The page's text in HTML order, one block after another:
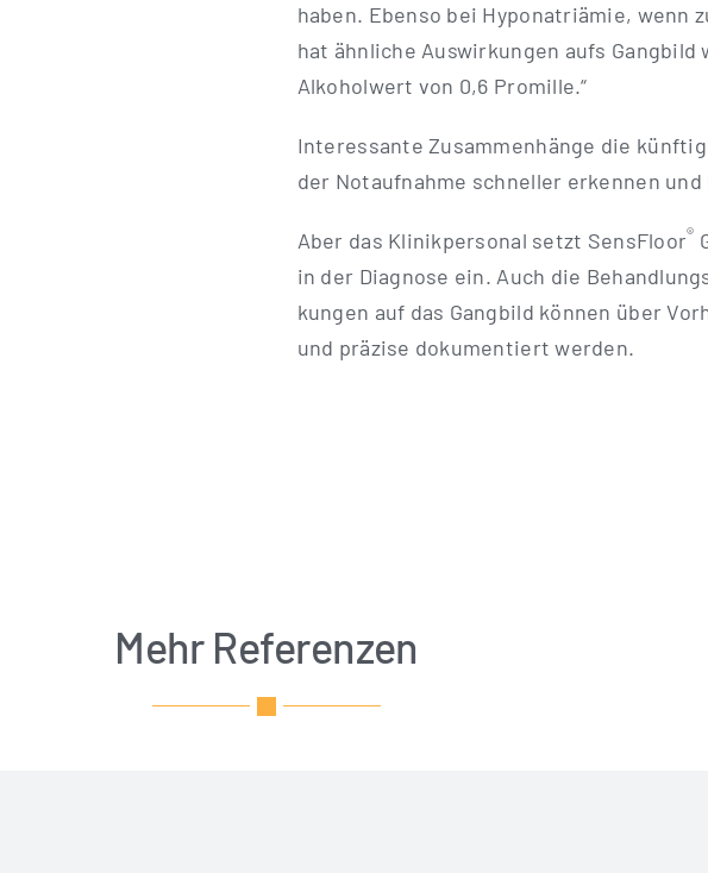
haben. Eben­so bei Hypo­na­tri­ämie, wenn
hat ähn­li­che Aus­wir­kun­gen aufs Gang­bild
Alko­hol­wert von 0,6 Promille.“
Inter­es­san­te Zusam­men­hän­ge die
der Not­auf­nah­me schnel­ler erken­nen und
Aber das Kli­nik­per­so­nal setzt Sen­s­Flo­or®
in der Dia­gno­se ein. Auch die
kun­gen auf das Gang­bild kön­nen über
und prä­zi­se doku­men­tiert werden.
Mehr Referenzen